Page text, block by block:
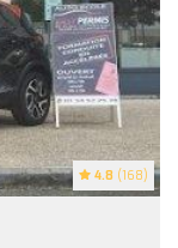
4.8 (168)